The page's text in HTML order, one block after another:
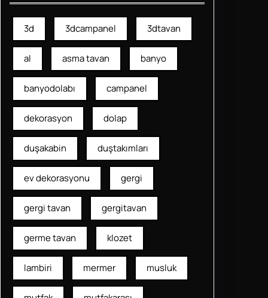
3d 3dcampanel 3dtavan
al asma tavan banyo
banyodolabı campanel
dekorasyon dolap
duşakabin duştakımları
ev dekorasyonu gergi
gergi tavan gergitavan
germe tavan klozet
lambiri mermer musluk